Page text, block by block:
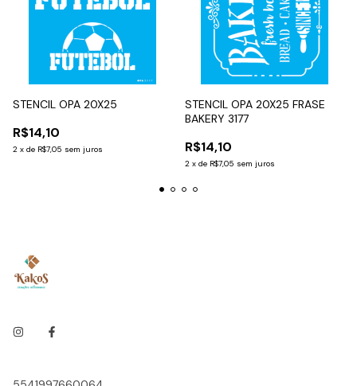
STENCIL OPA 20X25
R$14,10
2 x de R$7,05 sem juros
STENCIL OPA 20X25 FRASE
BAKERY 3177
R$14,10
2 x de R$7,05 sem juros